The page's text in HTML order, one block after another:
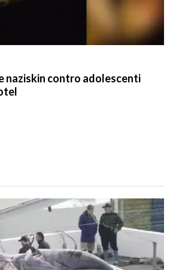
naziskin contro adolescenti